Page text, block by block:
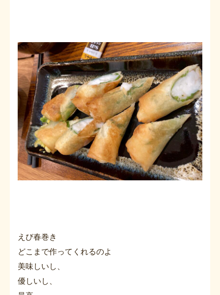
えび春巻き
どこまで作ってくれるのよ
美味しいし、
優しいし、